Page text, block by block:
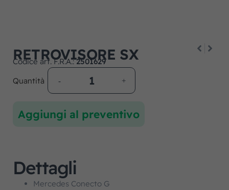
RETROVISORE SX
Codice art. F.R.A.:2501629
Quantità
Aggiungi al preventivo
Dettagli
Mercedes Conecto G